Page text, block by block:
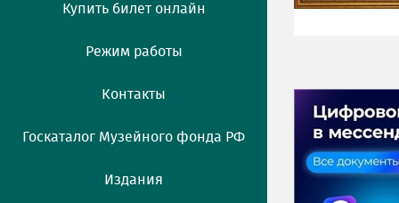
Купить билет онлайн
Режим работы
Контакты
Госкаталог Музейного фонда РФ
Издания